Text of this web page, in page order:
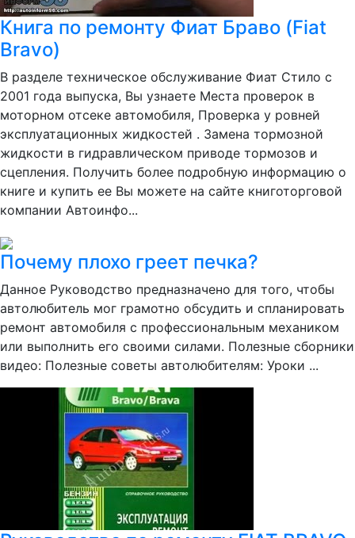
Книга по ремонту Фиат Браво (Fiat
Bravo)
В разделе техническое обслуживание Фиат Стило с
2001 года выпуска, Вы узнаете Места проверок в
моторном отсеке автомобиля, Проверка у ровней
эксплуатационных жидкостей . Замена тормозной
жидкости в гидравлическом приводе тормозов и
сцепления. Получить более подробную информацию о
книге и купить ее Вы можете на сайте книготорговой
компании Автоинфо...
Почему плохо греет печка?
Данное Руководство предназначено для того, чтобы
автолюбитель мог грамотно обсудить и спланировать
ремонт автомобиля с профессиональным механиком
или выполнить его своими силами. Полезные сборники
видео: Полезные советы автолюбителям: Уроки ...